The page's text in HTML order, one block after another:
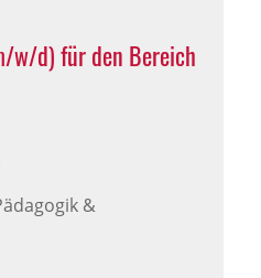
w/d) für den Bereich
&